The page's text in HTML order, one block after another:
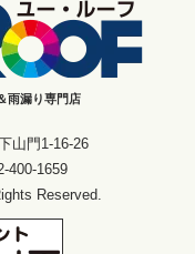
雨漏り専門店
山門1-16-26
400-1659
Reserved.